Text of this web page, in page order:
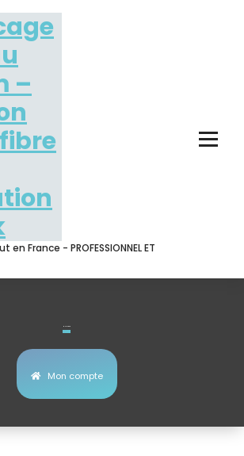
France - PROFESSIONNEL ET
Mon compte